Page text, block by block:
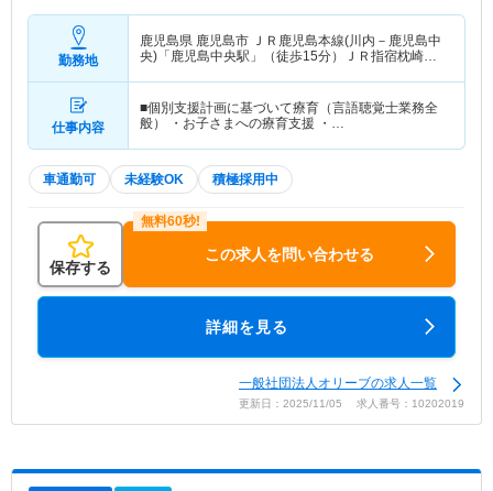
勤務地
鹿児島県 鹿児島市 ＪＲ鹿児島本線(川内－鹿児島中
央)「鹿児島中央駅」（徒歩15分）ＪＲ指宿枕崎線
仕事内容
■個別支援計画に基づいて療育（言語聴覚士業務全
般） ・お子さまへの療育支援 ・…
車通勤可 未経験OK 積極採用中
保存する
この求人を問い合わせる
詳細を見る
一般社団法人オリーブの求人一覧
更新日：2025/11/05 求人番号：10202019